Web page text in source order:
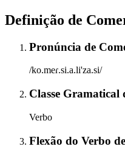
Definição de
Pronúncia de
/ko.meɾ.si.a.li'za.si/
Classe Gramatical
Verbo
Flexão do Verbo de